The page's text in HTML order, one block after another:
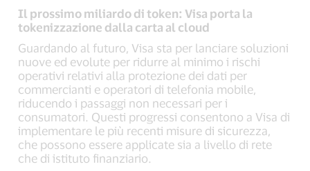
Il prossimo miliardo di token: Visa porta la
tokenizzazione dalla carta al cloud
Guardando al futuro, Visa sta per lanciare soluzioni
nuove ed evolute per ridurre al minimo i rischi
operativi relativi alla protezione dei dati per
commercianti e operatori di telefonia mobile,
riducendo i passaggi non necessari per i
consumatori. Questi progressi consentono a Visa di
implementare le più recenti misure di sicurezza,
che possono essere applicate sia a livello di rete
che di istituto finanziario.